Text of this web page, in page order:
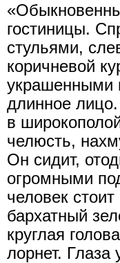
гостиницы.
стульями,
коричневой
украшенными
длинное
в
челюсть,
Он сидит,
огромными
человек
бархатный
круглая
лорнет. Глаза